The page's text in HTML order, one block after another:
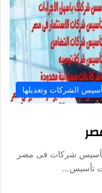
الشركات وتعديلها
شركات فى مصر
تأسيس…